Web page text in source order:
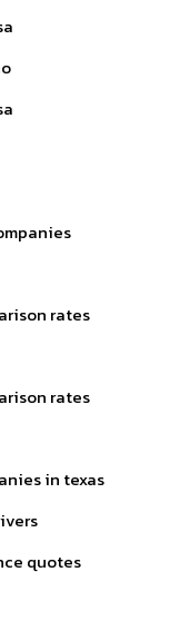
rates
rates
in texas
quotes